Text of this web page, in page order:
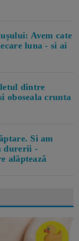
Avem cate
luna - si ai
dintre
oboseala crunta
Si am
durerii -
alăptează